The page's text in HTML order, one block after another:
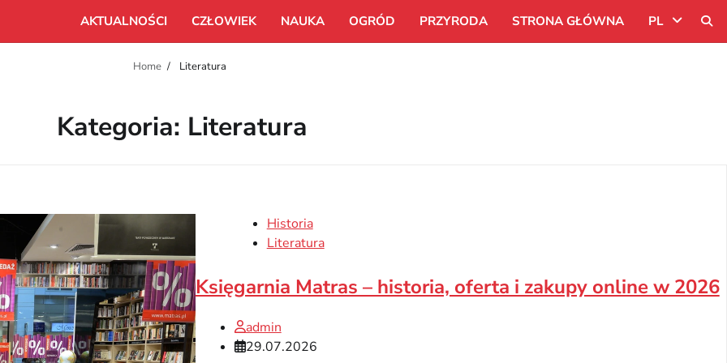
AKTUALNOŚCI CZŁOWIEK NAUKA OGRÓD PRZYRODA STRONA GŁÓWNA PL
Home Literatura
Kategoria: Literatura
Historia
Literatura
Księgarnia Matras – historia, oferta i zakupy online w 2026
admin
29.07.2026